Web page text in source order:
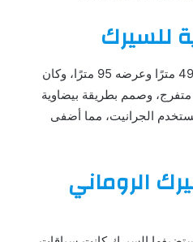
للسيرك
يبلغ طول السيرك حوالي 495 مترًا وعرضه 95 مترًا، وكان
يصل إلى 30 ألف متفرج، وصمم بطريقة بيضاوية
الجرانيت، مما أضفى
الروماني